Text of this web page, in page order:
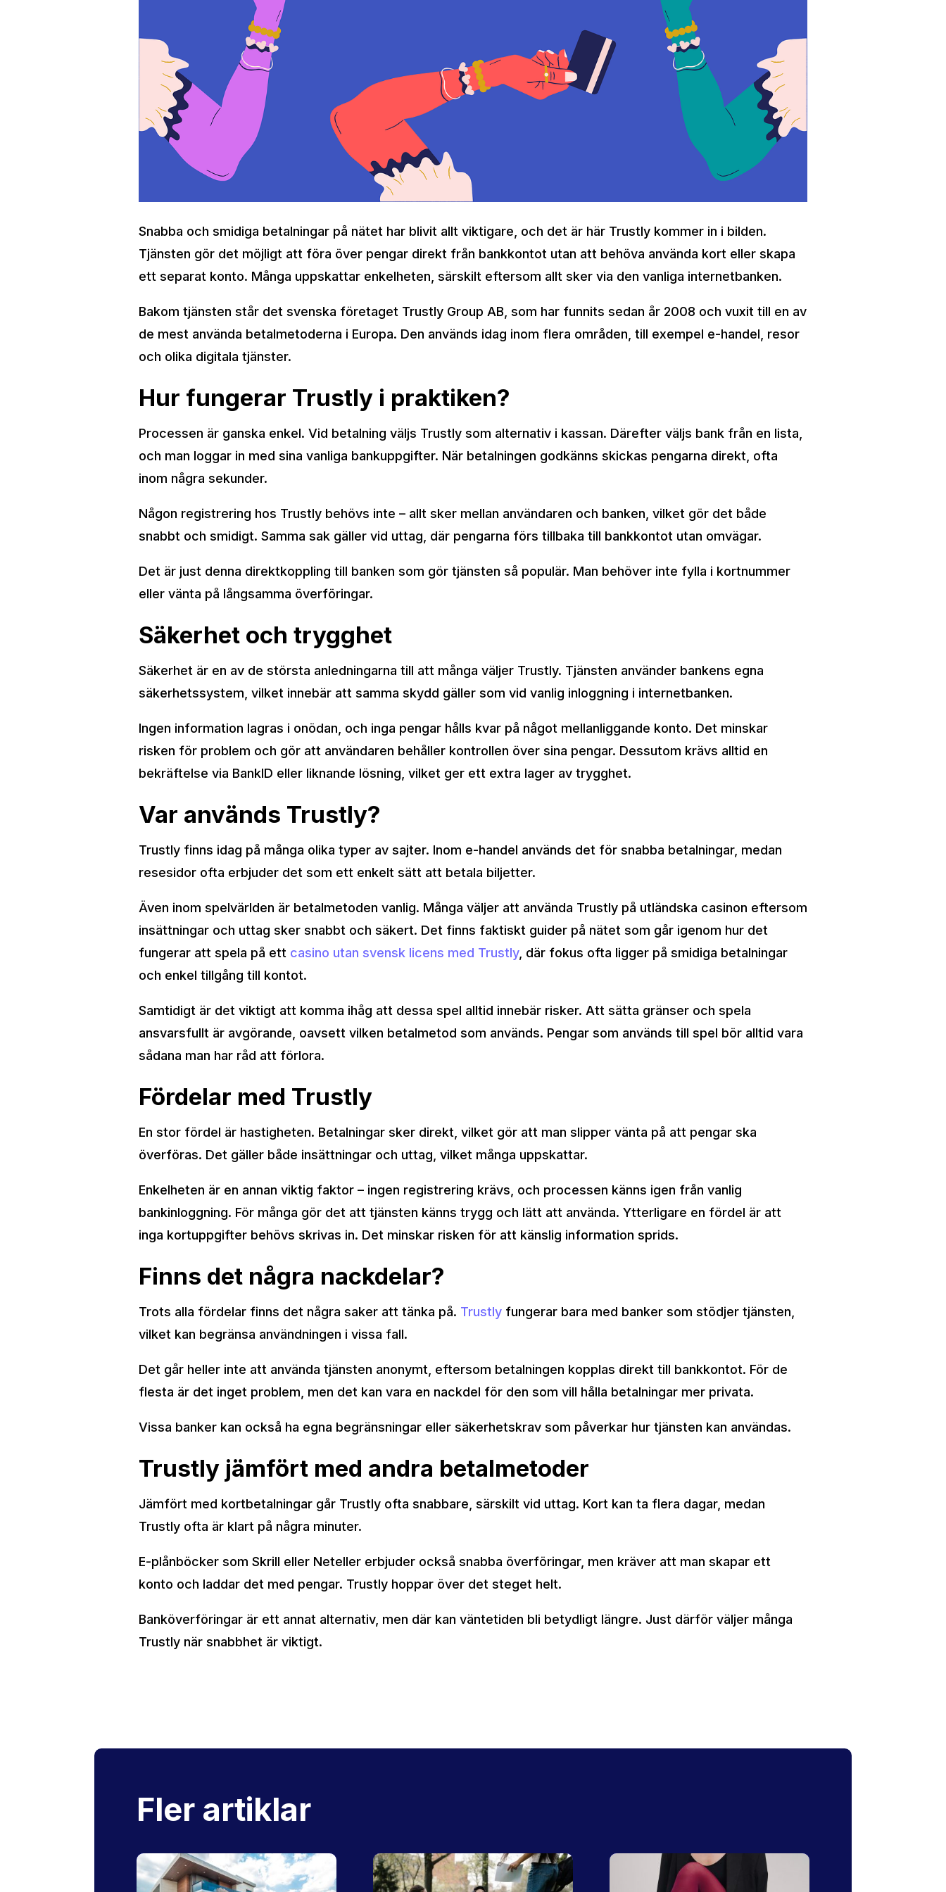
Snabba och smidiga betalningar på nätet har blivit allt viktigare, och det är här Trustly kommer in i bilden.
Tjänsten gör det möjligt att föra över pengar direkt från bankkontot utan att behöva använda kort eller skapa
ett separat konto. Många uppskattar enkelheten, särskilt eftersom allt sker via den vanliga internetbanken.
Bakom tjänsten står det svenska företaget Trustly Group AB, som har funnits sedan år 2008 och vuxit till en av
de mest använda betalmetoderna i Europa. Den används idag inom flera områden, till exempel e-handel, resor
och olika digitala tjänster.
Hur fungerar Trustly i praktiken?
Processen är ganska enkel. Vid betalning väljs Trustly som alternativ i kassan. Därefter väljs bank från en lista,
och man loggar in med sina vanliga bankuppgifter. När betalningen godkänns skickas pengarna direkt, ofta
inom några sekunder.
Någon registrering hos Trustly behövs inte – allt sker mellan användaren och banken, vilket gör det både
snabbt och smidigt. Samma sak gäller vid uttag, där pengarna förs tillbaka till bankkontot utan omvägar.
Det är just denna direktkoppling till banken som gör tjänsten så populär. Man behöver inte fylla i kortnummer
eller vänta på långsamma överföringar.
Säkerhet och trygghet
Säkerhet är en av de största anledningarna till att många väljer Trustly. Tjänsten använder bankens egna
säkerhetssystem, vilket innebär att samma skydd gäller som vid vanlig inloggning i internetbanken.
Ingen information lagras i onödan, och inga pengar hålls kvar på något mellanliggande konto. Det minskar
risken för problem och gör att användaren behåller kontrollen över sina pengar. Dessutom krävs alltid en
bekräftelse via BankID eller liknande lösning, vilket ger ett extra lager av trygghet.
Var används Trustly?
Trustly finns idag på många olika typer av sajter. Inom e-handel används det för snabba betalningar, medan
resesidor ofta erbjuder det som ett enkelt sätt att betala biljetter.
Även inom spelvärlden är betalmetoden vanlig. Många väljer att använda Trustly på utländska casinon eftersom
insättningar och uttag sker snabbt och säkert. Det finns faktiskt guider på nätet som går igenom hur det
fungerar att spela på ett casino utan svensk licens med Trustly, där fokus ofta ligger på smidiga betalningar
och enkel tillgång till kontot.
Samtidigt är det viktigt att komma ihåg att dessa spel alltid innebär risker. Att sätta gränser och spela
ansvarsfullt är avgörande, oavsett vilken betalmetod som används. Pengar som används till spel bör alltid vara
sådana man har råd att förlora.
Fördelar med Trustly
En stor fördel är hastigheten. Betalningar sker direkt, vilket gör att man slipper vänta på att pengar ska
överföras. Det gäller både insättningar och uttag, vilket många uppskattar.
Enkelheten är en annan viktig faktor – ingen registrering krävs, och processen känns igen från vanlig
bankinloggning. För många gör det att tjänsten känns trygg och lätt att använda. Ytterligare en fördel är att
inga kortuppgifter behövs skrivas in. Det minskar risken för att känslig information sprids.
Finns det några nackdelar?
Trots alla fördelar finns det några saker att tänka på. Trustly fungerar bara med banker som stödjer tjänsten,
vilket kan begränsa användningen i vissa fall.
Det går heller inte att använda tjänsten anonymt, eftersom betalningen kopplas direkt till bankkontot. För de
flesta är det inget problem, men det kan vara en nackdel för den som vill hålla betalningar mer privata.
Vissa banker kan också ha egna begränsningar eller säkerhetskrav som påverkar hur tjänsten kan användas.
Trustly jämfört med andra betalmetoder
Jämfört med kortbetalningar går Trustly ofta snabbare, särskilt vid uttag. Kort kan ta flera dagar, medan
Trustly ofta är klart på några minuter.
E-plånböcker som Skrill eller Neteller erbjuder också snabba överföringar, men kräver att man skapar ett
konto och laddar det med pengar. Trustly hoppar över det steget helt.
Banköverföringar är ett annat alternativ, men där kan väntetiden bli betydligt längre. Just därför väljer många
Trustly när snabbhet är viktigt.
Fler artiklar